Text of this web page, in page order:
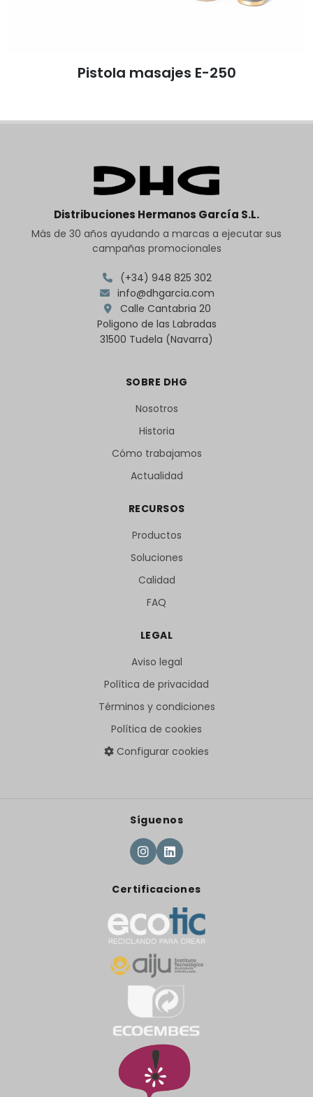
Pistola masajes E-250
Distribuciones Hermanos García S.L.
Más de 30 años ayudando a marcas a ejecutar sus
campañas promocionales
(+34) 948 825 302
info@dhgarcia.com
Calle Cantabria 20
Poligono de las Labradas
31500 Tudela (Navarra)
SOBRE DHG
Nosotros
Historia
Cómo trabajamos
Actualidad
RECURSOS
Productos
Soluciones
Calidad
FAQ
LEGAL
Aviso legal
Política de privacidad
Términos y condiciones
Política de cookies
Configurar cookies
Síguenos
Certificaciones